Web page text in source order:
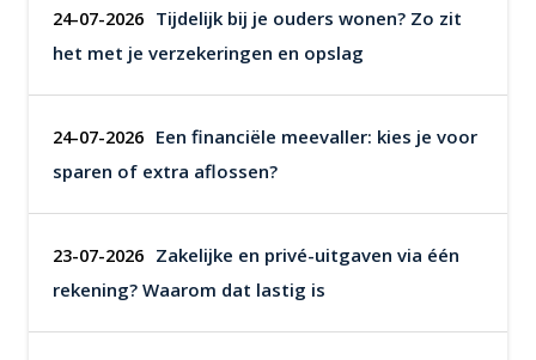
24-07-2026 Tijdelijk bij je ouders wonen? Zo zit
het met je verzekeringen en opslag
24-07-2026 Een financiële meevaller: kies je voor
sparen of extra aflossen?
23-07-2026 Zakelijke en privé-uitgaven via één
rekening? Waarom dat lastig is